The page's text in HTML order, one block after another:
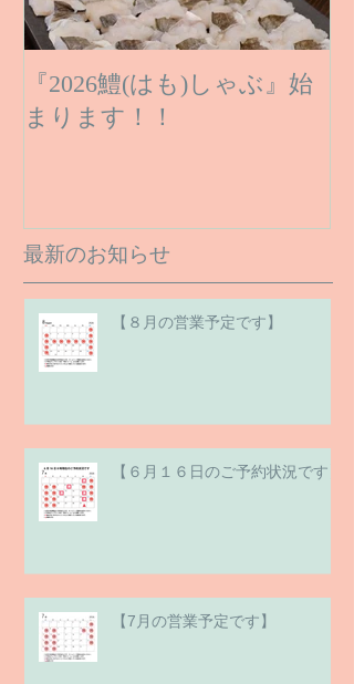
『2026鱧(はも)しゃぶ』始
まります！！
最新のお知らせ
【８月の営業予定です】
【６月１６日のご予約状況です】
【7月の営業予定です】